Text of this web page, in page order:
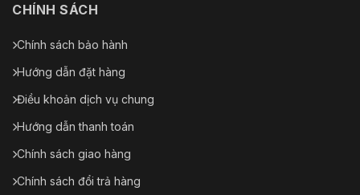
CHÍNH SÁCH
Chính sách bảo hành
Hướng dẫn đặt hàng
Điều khoản dịch vụ chung
Hướng dẫn thanh toán
Chính sách giao hàng
Chính sách đổi trả hàng